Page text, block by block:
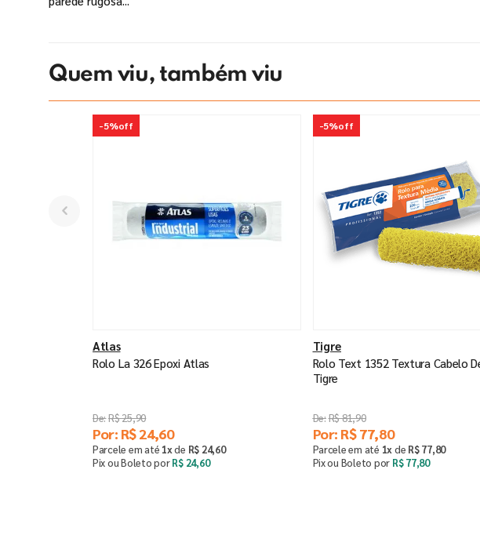
Quem viu, também viu
-5%off
Atlas
Rolo La 326 Epoxi Atlas
R$25,90
Por: R$24,60
Parcele em até 1xde R$ 24,60
Pix ou Boleto porR$ 24,60
-5%off
Tigre
Rolo Text 1352 Textura Cabelo
Tigre
R$81,90
Por: R$ 77,80
Parcele em até 1xde R$ 77,80
Pix ou Boleto por R$ 77,80